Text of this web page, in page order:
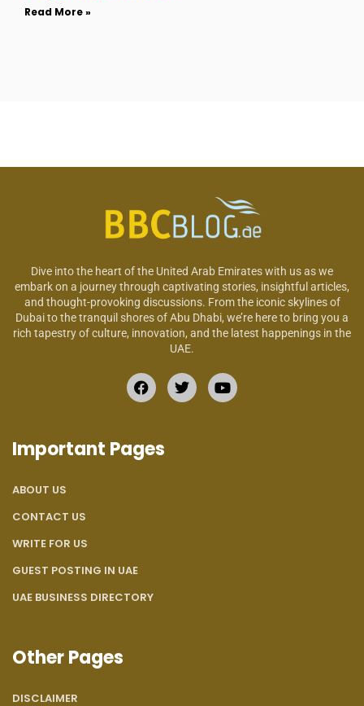
Read More »
Dive into the heart of the United Arab Emirates with us as we
embark on a journey through captivating stories, insightful articles,
and thought-provoking discussions. From the iconic skylines of
Dubai to the tranquil shores of Abu Dhabi, we’re here to bring you a
rich tapestry of culture, innovation, and the latest happenings in the
UAE.
Important Pages
ABOUT US
CONTACT US
WRITE FOR US
GUEST POSTING IN UAE
UAE BUSINESS DIRECTORY
Other Pages
DISCLAIMER